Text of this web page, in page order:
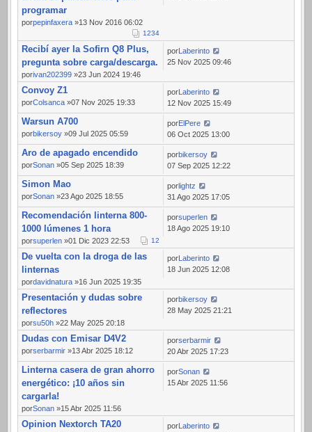
programar
porpepinfaxera »13 Nov 2016 06:02
1234
Recibí ayer la Sofirn Q8 Plus,
pregunta sobre carga/descarga.
porivan202399 »23 Jun 2024 19:46
por Laberinto
25 Nov 2025 09:46
Convoy Z1
porColsanca »07 Nov 2025 19:33
por Laberinto
12 Nov 2025 15:49
Warsun A700
porbikersoy »09 Jul 2025 05:59
porElPere
06 Oct 2025 13:00
Aro de apagado encendido
porSonan »05 Sep 2025 18:39
porbikersoy
07 Sep 2025 12:22
Simon Mao
porSonan »23 Ago 2025 18:55
porlightz
31 Ago 2025 17:05
Recomendación linterna 800-
1000 lúmenes 1 hora
porsuperlen »01 Dic 2023 22:53 12
porsuperlen
18 Ago 2025 19:10
De vuelta con la droga de las
linternas
pordavidnatura »16 Jun 2025 19:35
por Laberinto
18 Jun 2025 12:08
Presentación y dudas sobre
reflectores
porsu50h »22 May 2025 20:18
porbikersoy
28 May 2025 21:21
Dudas con Emisar D4V2
porserbarmir »13 Abr 2025 18:12
porserbarmir
20 Abr 2025 17:23
Linterna casera de gran ahorro
energético: ¡10 años sin
cargarla!
porSonan »15 Abr 2025 11:56
porSonan
15 Abr 2025 11:56
Opinion Nextorch TA20 por Laberinto